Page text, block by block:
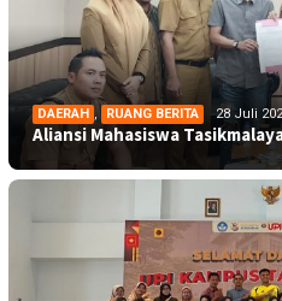
DAERAH , RUANG BERITA 28 Juli
Aliansi Mahasiswa